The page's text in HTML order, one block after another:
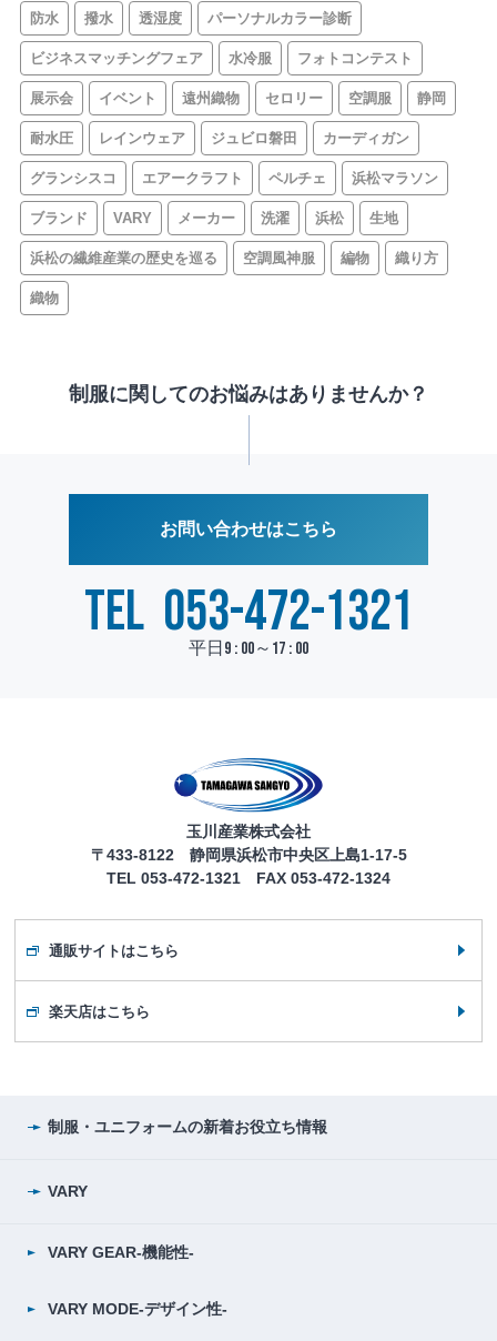
防水 撥水 透湿度 パーソナルカラー診断
ビジネスマッチングフェア 水冷服 フォトコンテスト
展示会 イベント 遠州織物 セロリー 空調服 静岡
耐水圧 レインウェア ジュビロ磐田 カーディガン
グランシスコ エアークラフト ペルチェ 浜松マラソン
ブランド VARY メーカー 洗濯 浜松 生地
浜松の繊維産業の歴史を巡る 空調風神服 編物 織り方
織物
制服に関してのお悩みはありませんか？
お問い合わせはこちら
TEL 053-472-1321
平日9 : 00～17 : 00
玉川産業株式会社
〒433-8122 静岡県浜松市中央区上島1-17-5
TEL 053-472-1321 FAX 053-472-1324
通販サイトはこちら
楽天店はこちら
制服・ユニフォームの新着お役立ち情報
VARY
VARY GEAR-機能性-
VARY MODE-デザイン性-